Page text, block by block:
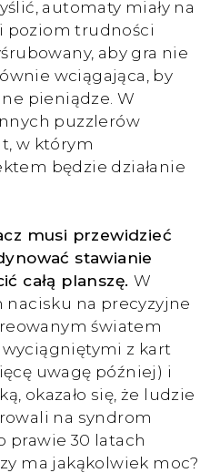
automaty miały na
poziom trudności
aby gra nie
wciągająca, by
pieniądze. W
puzzlerów
w którym
będzie działanie
musi przewidzieć
stawianie
całą planszę. W
nacisku na precyzyjne
światem
z kart
uwagę później) i
okazało się, że ludzie
na syndrom
prawie 30 latach
ma jakąkolwiek moc?